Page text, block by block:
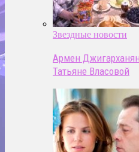
Звездные новости
Армен
Татьяне Власовой